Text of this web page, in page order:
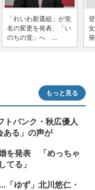
「れいわ新選組」が党
名の変更を発表、「い
のちの党」へ ...
もっと見る
トバンク・秋広優人
ある」の声が
を発表 「めっちゃ
てる」
「ゆず」北川悠仁・